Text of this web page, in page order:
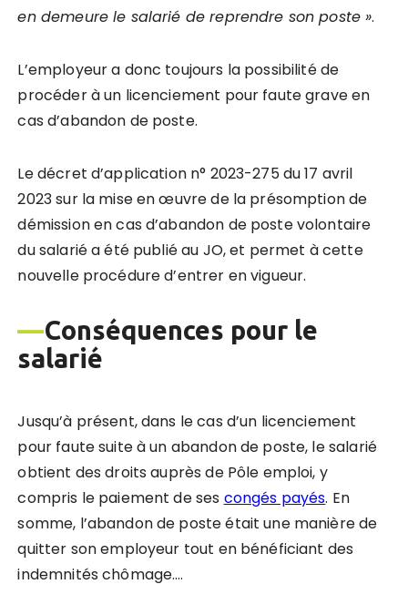
en demeure le salarié de reprendre son poste ».
L’employeur a donc toujours la possibilité de
procéder à un licenciement pour faute grave en
cas d’abandon de poste.
Le décret d’application n° 2023-275 du 17 avril
2023 sur la mise en œuvre de la présomption de
démission en cas d’abandon de poste volontaire
du salarié a été publié au JO, et permet à cette
nouvelle procédure d’entrer en vigueur.
—Conséquences pour le
salarié
Jusqu’à présent, dans le cas d’un licenciement
pour faute suite à un abandon de poste, le salarié
obtient des droits auprès de Pôle emploi, y
compris le paiement de ses congés payés. En
somme, l’abandon de poste était une manière de
quitter son employeur tout en bénéficiant des
indemnités chômage….